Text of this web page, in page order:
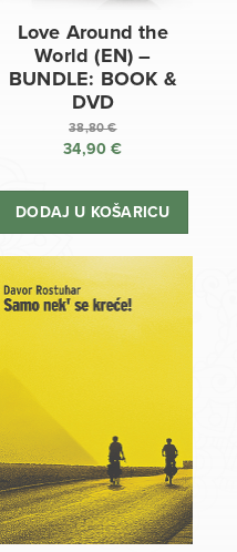
Love Around the
World (EN) –
BUNDLE: BOOK &
DVD
38,80€
Izvorna
bila
34,90€
cijena
DODAJ U KOŠARICU